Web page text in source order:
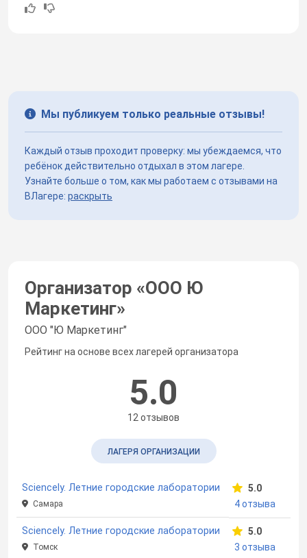
Мы публикуем только реальные отзывы!
Каждый отзыв проходит проверку: мы убеждаемся, что
ребёнок действительно отдыхал в этом лагере.
Узнайте больше о том, как мы работаем с отзывами на
ВЛагере: раскрыть
Организатор «ООО Ю
Маркетинг»
ООО "Ю Маркетинг"
Рейтинг на основе всех лагерей организатора
5.0
12 отзывов
ЛАГЕРЯ ОРГАНИЗАЦИИ
Sciencely. Летние городские лаборатории
Самара
5.0
4 отзыва
Sciencely. Летние городские лаборатории
Томск
5.0
3 отзыва